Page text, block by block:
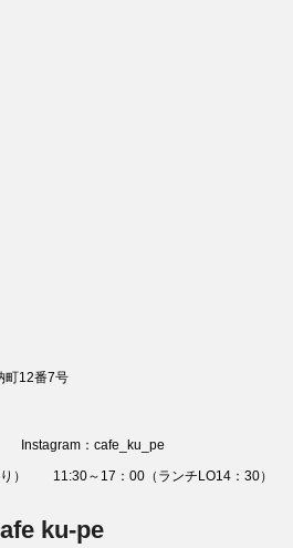
12番7号
：cafe_ku_pe
り） 11:30～17：00（ランチLO14：30）
ku-pe